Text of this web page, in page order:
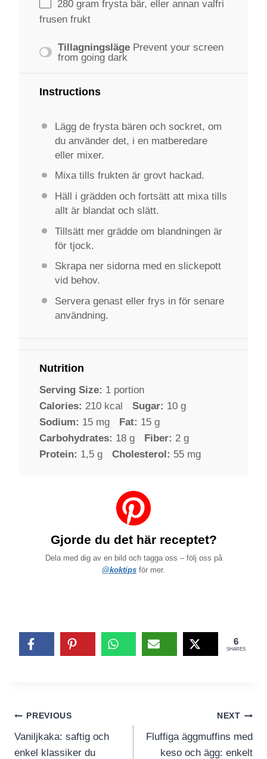
280 gram frysta bär, eller annan valfri
frusen frukt
Tillagningsläge Prevent your screen
from going dark
Instructions
Lägg de frysta bären och sockret, om
du använder det, i en matberedare
eller mixer.
Mixa tills frukten är grovt hackad.
Häll i grädden och fortsätt att mixa tills
allt är blandat och slätt.
Tillsätt mer grädde om blandningen är
för tjock.
Skrapa ner sidorna med en slickepott
vid behov.
Servera genast eller frys in för senare
användning.
Nutrition
Serving Size: 1 portion
Calories: 210 kcal Sugar: 10 g
Sodium: 15 mg Fat: 15 g
Carbohydrates: 18 g Fiber: 2 g
Protein: 1,5 g Cholesterol: 55 mg
Gjorde du det här receptet?
Dela med dig av en bild och tagga oss – följ oss på
@koktips för mer.
6
SHARES
Inläggsnavigering
PREVIOUS
Vaniljkaka: saftig och
enkel klassiker du
NEXT
Fluffiga äggmuffins med
keso och ägg: enkelt